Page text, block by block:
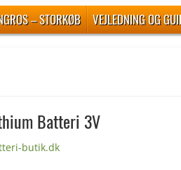
– STORKØB VEJLEDNING OG
Batteri 3V
butik.dk